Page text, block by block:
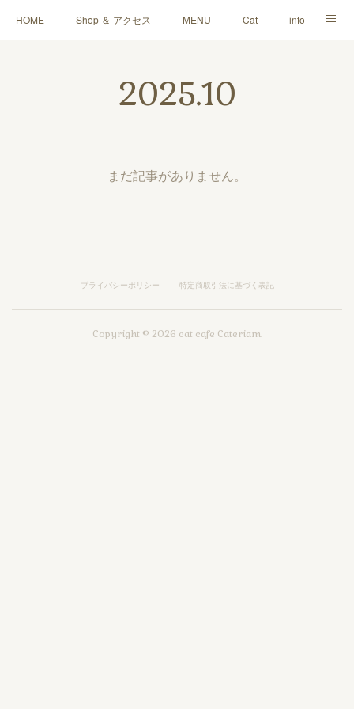
HOME Shop ＆ アクセス MENU Cat info
2025.10
まだ記事がありません。
プライバシーポリシー 特定商取引法に基づく表記
Copyright © 2026 cat cafe Cateriam.